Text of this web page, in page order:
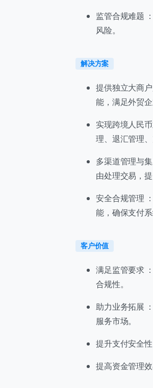
监管合规难题
风险。
解决方案
提供独立大商
能，满足外贸
实现跨境人民
理、退汇管理
多渠道管理与
由处理交易，
安全合规管理
能，确保支付系
客户价值
满足监管要求
合规性。
助力业务拓展
服务市场。
提升支付安全
提高资金管理
联
+86